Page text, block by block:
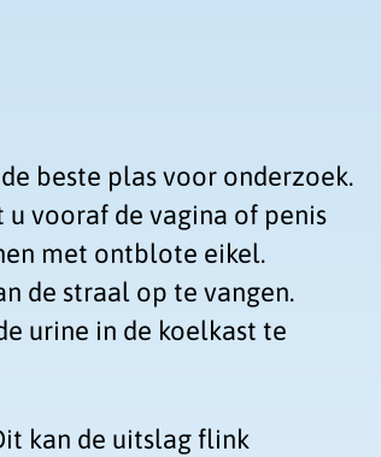
beste plas voor onderzoek.
vooraf de vagina of penis
met ontblote eikel.
de straal op te vangen.
urine in de koelkast te
kan de uitslag flink